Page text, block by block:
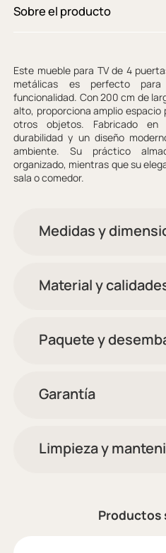
Sobre el producto
Este mueble para TV de 4
metálicas es perfecto
funcionalidad. Con 200 cm de
alto, proporciona amplio
otros objetos. Fabricado
durabilidad y un diseño
ambiente. Su práctico
organizado, mientras que su
sala o comedor.
Medidas y
Material y
Paquete y
Garantía
Limpieza y
Productos